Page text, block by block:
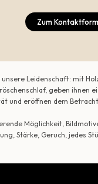
Zum
Leidenschaft: mit
geben ihnen
und eröffnen dem
Möglichkeit,
Stärke, Geruch, jedes